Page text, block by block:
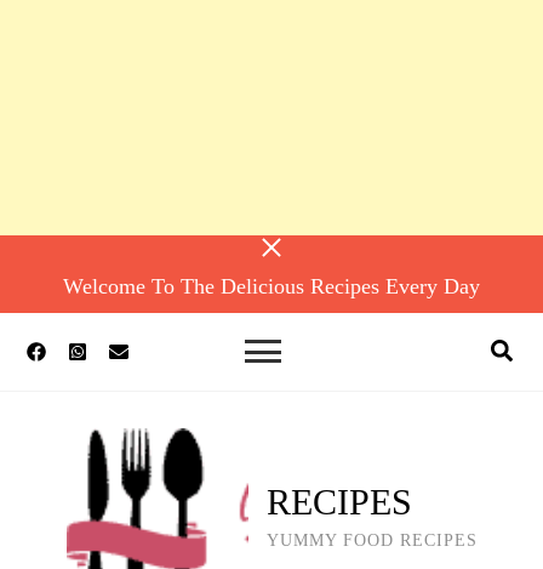
Welcome To The Delicious Recipes Every Day
RECIPES
YUMMY FOOD RECIPES